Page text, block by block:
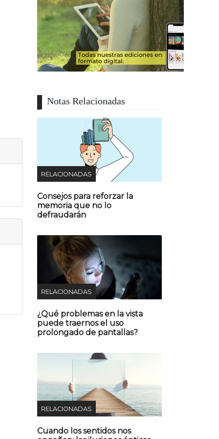
Notas Relacionadas
RELACIONADAS
Consejos para reforzar la
memoria que no lo
defraudarán
RELACIONADAS
¿Qué problemas en la vista
puede traernos el uso
prolongado de pantallas?
RELACIONADAS
Cuando los sentidos nos